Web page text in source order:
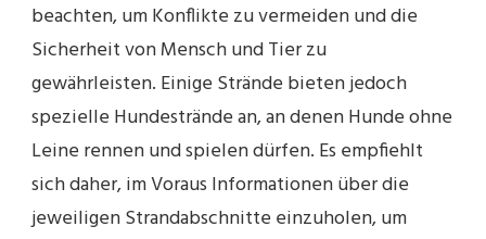
beachten, um Konflikte zu vermeiden und die
Sicherheit von Mensch und Tier zu
gewährleisten. Einige Strände bieten jedoch
spezielle Hundestrände an, an denen Hunde ohne
Leine rennen und spielen dürfen. Es empfiehlt
sich daher, im Voraus Informationen über die
jeweiligen Strandabschnitte einzuholen, um